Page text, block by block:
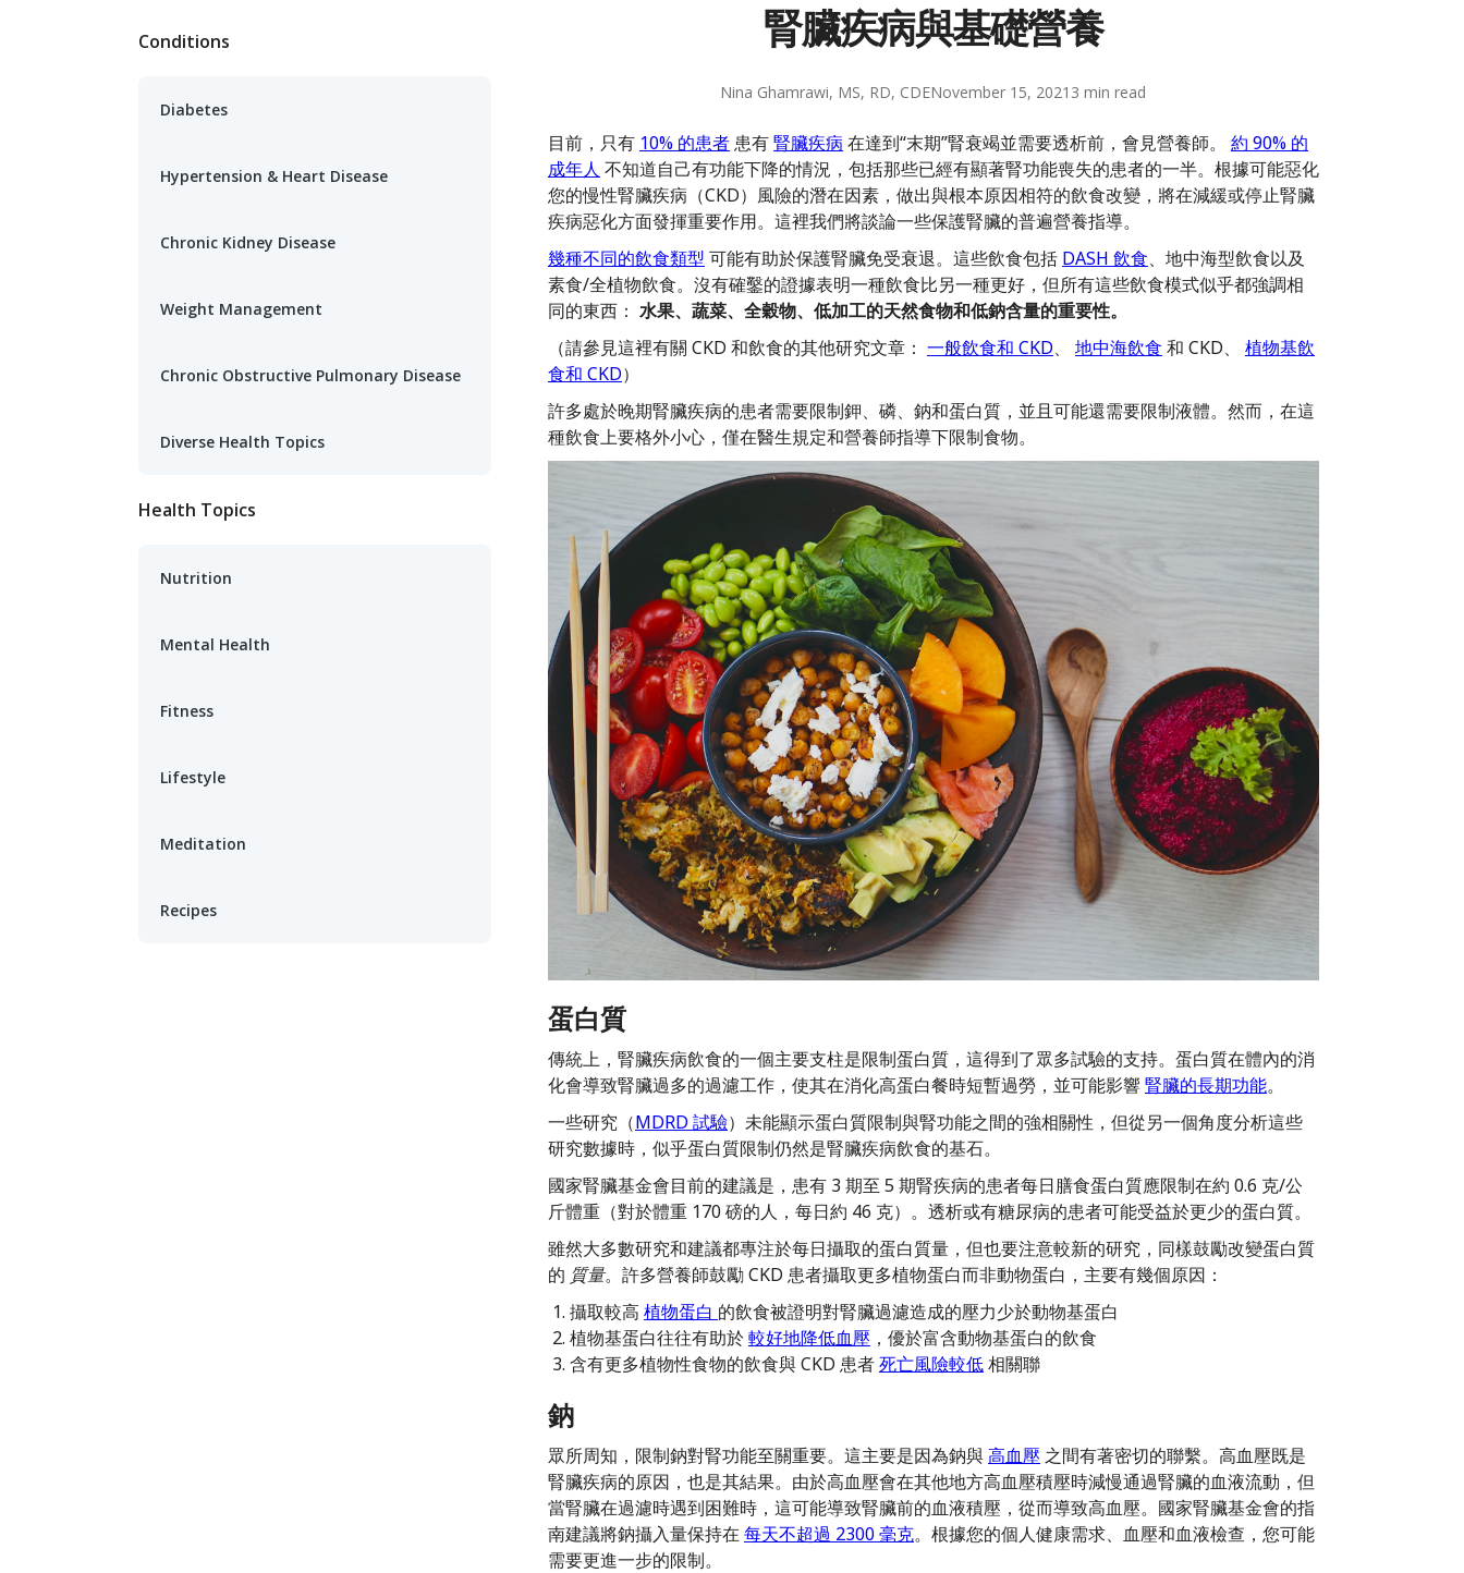
Conditions
Diabetes
Hypertension & Heart Disease
Chronic Kidney Disease
Weight Management
Chronic Obstructive Pulmonary Disease
Diverse Health Topics
Health Topics
Nutrition
Mental Health
Fitness
Lifestyle
Meditation
Recipes
腎臟疾病與基礎營養
Nina Ghamrawi, MS, RD, CDENovember 15, 2021 3
目前，只有 10% 的患者患有腎臟疾病 在達到“末期”腎衰竭並需要透析前，會見營養師。 約 90% 的
成年人 不知道自己有功能下降的情況，包括那些已經有顯著腎功能喪失的患者的一半。根據可能惡化
您的慢性腎臟疾病（CKD）風險的潛在因素，做出與根本原因相符的飲食改變，將在減緩或停止腎臟
疾病惡化方面發揮重要作用。這裡我們將談論一些保護腎臟的普遍營養指導。
幾種不同的飲食類型 可能有助於保護腎臟免受衰退。這些飲食包括 DASH 飲食、地中海型飲食以及
素食/全植物飲食。沒有確鑿的證據表明一種飲食比另一種更好，但所有這些飲食模式似乎都強調相
同的東西： 水果、蔬菜、全穀物、低加工的天然食物和低鈉含量的重要性。
（請參見這裡有關 CKD 和飲食的其他研究文章： 一般飲食和 CKD、 地中海飲食 和 CKD、 植物基飲
食和 CKD）
許多處於晚期腎臟疾病的患者需要限制鉀、磷、鈉和蛋白質，並且可能還需要限制液體。然而，在這
種飲食上要格外小心，僅在醫生規定和營養師指導下限制食物。
蛋白質
傳統上，腎臟疾病飲食的一個主要支柱是限制蛋白質，這得到了眾多試驗的支持。蛋白質在體內的消
化會導致腎臟過多的過濾工作，使其在消化高蛋白餐時短暫過勞，並可能影響腎臟的長期功能。
一些研究（MDRD 試驗）未能顯示蛋白質限制與腎功能之間的強相關性，但從另一個角度分析這些
研究數據時，似乎蛋白質限制仍然是腎臟疾病飲食的基石。
國家腎臟基金會目前的建議是，患有 3 期至 5 期腎疾病的患者每日膳食蛋白質應限制在約 0.6 克/公
斤體重（對於體重 170 磅的人，每日約 46 克）。透析或有糖尿病的患者可能受益於更少的蛋白質。
雖然大多數研究和建議都專注於每日攝取的蛋白質量，但也要注意較新的研究，同樣鼓勵改變蛋白質
的 質量。許多營養師鼓勵 CKD 患者攝取更多植物蛋白而非動物蛋白，主要有幾個原因：
攝取較高 植物蛋白 的飲食被證明對腎臟過濾造成的壓力少於動物基蛋白
植物基蛋白往往有助於較好地降低血壓 ，優於富含動物基蛋白的飲食
含有更多植物性食物的飲食與 CKD 患者死亡風險較低相關聯
鈉
眾所周知，限制鈉對腎功能至關重要。這主要是因為鈉與高血壓 之間有著密切的聯繫。高血壓既是
腎臟疾病的原因，也是其結果。由於高血壓會在其他地方高血壓積壓時減慢通過腎臟的血液流動，但
當腎臟在過濾時遇到困難時，這可能導致腎臟前的血液積壓，從而導致高血壓。國家腎臟基金會的指
南建議將鈉攝入量保持在 每天不超過 2300 毫克。根據您的個人健康需求、血壓和血液檢查，您可能
需要更進一步的限制。